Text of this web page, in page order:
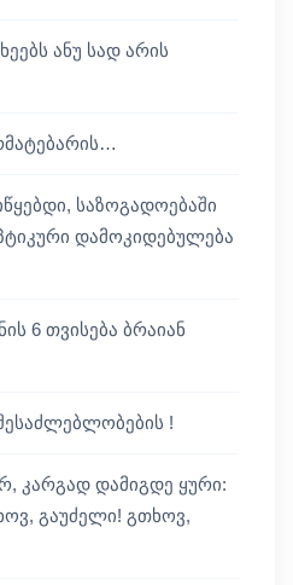
ანუ სად არის
საზოგადოებაში
დამოკიდებულება
6 თვისება ბრაიან
!
კარგად დამიგდე ყური:
გაუძელი! გთხოვ,